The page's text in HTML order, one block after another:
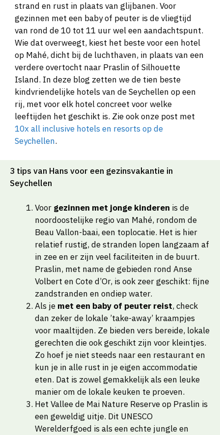
strand en rust in plaats van glijbanen. Voor
gezinnen met een baby of peuter is de vliegtijd
van rond de 10 tot 11 uur wel een aandachtspunt.
Wie dat overweegt, kiest het beste voor een hotel
op Mahé, dicht bij de luchthaven, in plaats van een
verdere overtocht naar Praslin of Silhouette
Island. In deze blog zetten we de tien beste
kindvriendelijke hotels van de Seychellen op een
rij, met voor elk hotel concreet voor welke
leeftijden het geschikt is. Zie ook onze post met
10x all inclusive hotels en resorts op de
Seychellen.
3 tips van Hans voor een gezinsvakantie in
Seychellen
Voor gezinnen met jonge kinderen is de
noordoostelijke regio van Mahé, rondom de
Beau Vallon-baai, een toplocatie. Het is hier
relatief rustig, de stranden lopen langzaam af
in zee en er zijn veel faciliteiten in de buurt.
Praslin, met name de gebieden rond Anse
Volbert en Cote d’Or, is ook zeer geschikt: fijne
zandstranden en ondiep water.
Als je met een baby of peuter reist, check
dan zeker de lokale ’take-away’ kraampjes
voor maaltijden. Ze bieden vers bereide, lokale
gerechten die ook geschikt zijn voor kleintjes.
Zo hoef je niet steeds naar een restaurant en
kun je in alle rust in je eigen accommodatie
eten. Dat is zowel gemakkelijk als een leuke
manier om de lokale keuken te proeven.
Het Vallee de Mai Nature Reserve op Praslin is
een geweldig uitje. Dit UNESCO
Werelderfgoed is als een echte jungle en